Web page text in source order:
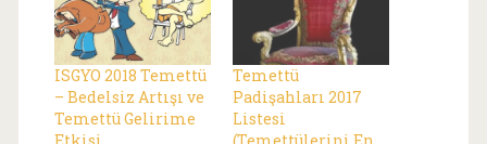
ISGYO 2018 Temettü
– Bedelsiz Artışı ve
Temettü Gelirime
Temettü
Padişahları 2017
Listesi